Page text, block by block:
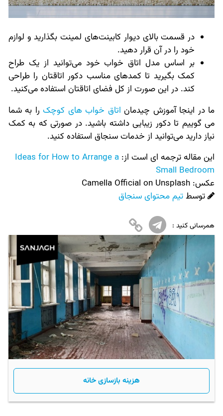
در قسمت بالای دیوار کابینت‌های لمینت بگذارید و لوازم
خود را در آن قرار دهید.
بر اساس مدل اتاق خواب خود می‌توانید از یک طراح
کمک بگیرید تا کمدهای مناسب دکور اتاقتان را طراحی
کند. در این صورت از کل فضای اتاقتان استفاده می‌کنید.
ما در اینجا آموزش چیدمان اتاق خواب های کوچک را به شما
می گوییم تا دکور زیبایی داشته باشید. در صورتی که به کمک
نیاز دارید می‌توانید از خدمات سنجاق استفاده کنید.
این مقاله ترجمه ای است از: Ideas for How to Arrange a
Small Bedroom
عکس:‌ Camella Official on Unsplash
توسطتیم محتوای سنجاق
همرسانی کنید :
هزینه بازسازی خانه